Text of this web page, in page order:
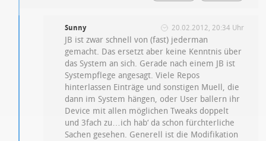
Sunny 20.02.2012, 20:34 Uhr
JB ist zwar schnell von (fast) jederman
gemacht. Das ersetzt aber keine Kenntnis über
das System an sich. Gerade nach einem JB ist
Systempflege angesagt. Viele Repos
hinterlassen Einträge und sonstigen Muell, die
dann im System hängen, oder User ballern ihr
Device mit allen möglichen Tweaks doppelt
und 3fach zu…ich hab‘ da schon fürchterliche
Sachen gesehen. Generell ist die Modifikation